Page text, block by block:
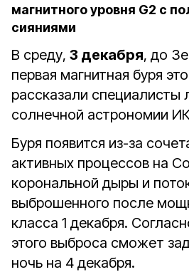
магнитного уровня G2 с
сияниями
В среду, 3 декабря, до
первая магнитная буря
рассказали специалисты
солнечной астрономии
Буря появится из-за
активных процессов на
корональной дыры и
выброшенного после
класса 1 декабря.
этого выброса сможет
ночь на 4 декабря.